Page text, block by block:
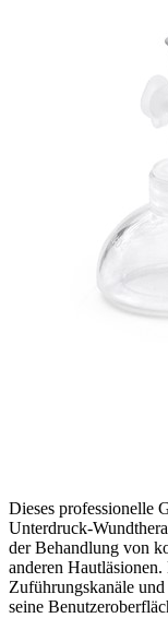
Dieses professionelle
Unterdruck-
der Behandlung von
anderen
Zuführungskanäle
seine